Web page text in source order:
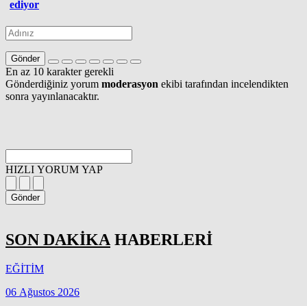
ediyor
Gönder
En az 10 karakter gerekli
Gönderdiğiniz yorum moderasyon ekibi tarafından incelendikten
sonra yayınlanacaktır.
HIZLI YORUM YAP
Gönder
SON DAKİKA HABERLERİ
EĞİTİM
06 Ağustos 2026